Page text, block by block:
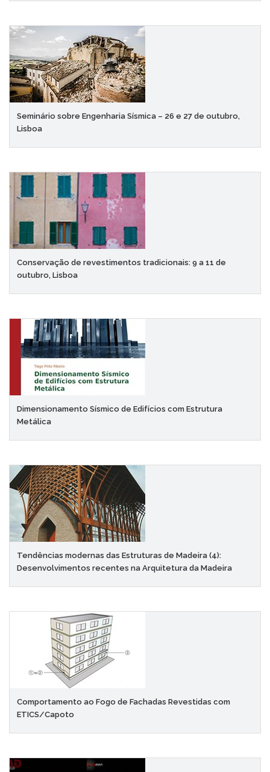
Seminário sobre Engenharia Sísmica – 26 e 27 de outubro,
Lisboa
Conservação de revestimentos tradicionais: 9 a 11 de
outubro, Lisboa
Dimensionamento Sísmico de Edifícios com Estrutura
Metálica
Tendências modernas das Estruturas de Madeira (4):
Desenvolvimentos recentes na Arquitetura da Madeira
Comportamento ao Fogo de Fachadas Revestidas com
ETICS/Capoto